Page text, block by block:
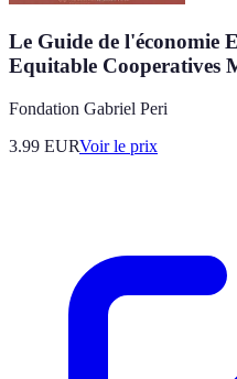
Le Guide de l'économie
Equitable Cooperatives
Fondation Gabriel Peri
3.99 EURVoir le prix